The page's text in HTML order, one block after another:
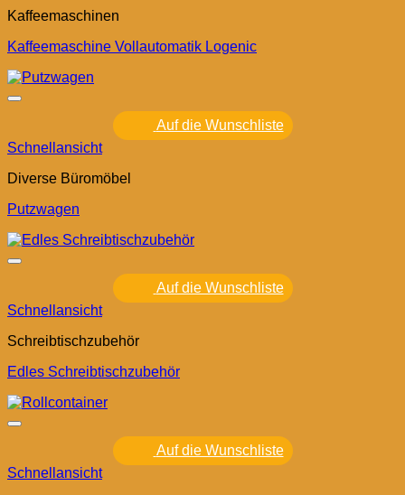
Kaffeemaschinen
Kaffeemaschine Vollautomatik Logenic
Auf die Wunschliste
Schnellansicht
Diverse Büromöbel
Putzwagen
Auf die Wunschliste
Schnellansicht
Schreibtischzubehör
Edles Schreibtischzubehör
Auf die Wunschliste
Schnellansicht